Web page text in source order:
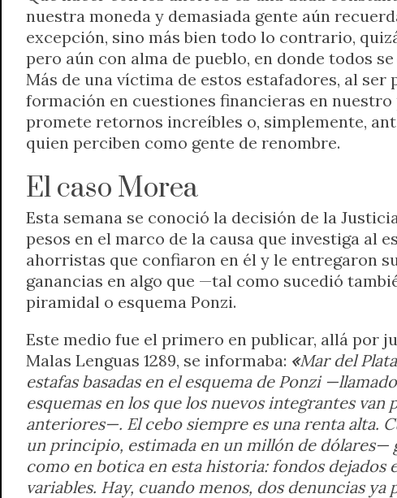
nuestra moneda y demasiada gente aún
excepción, sino más bien todo lo contrario,
pero aún con alma de pueblo, en donde todos
Más de una víctima de estos estafadores, al
formación en cuestiones financieras en
promete retornos increíbles o, simplemente,
quien perciben como gente de renombre.
El caso Morea
Esta semana se conoció la decisión de la
pesos en el marco de la causa que investiga al
ahorristas que confiaron en él y le entregaron
ganancias en algo que —tal como sucedió
piramidal o esquema Ponzi.
Este medio fue el primero en publicar, allá por
Malas Lenguas 1289, se informaba: «Mar del
estafas basadas en el esquema de Ponzi
esquemas en los que los nuevos integrantes
anteriores—. El cebo siempre es una renta alta.
un principio, estimada en un millón de dólares—
como en botica en esta historia: fondos dejados
variables. Hay, cuando menos, dos denuncias ya